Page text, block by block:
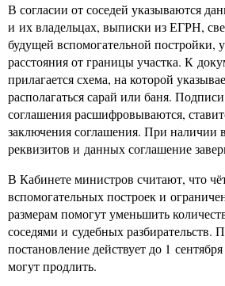
В согласии от соседей указываются
и их владельцах, выписки из ЕГРН,
будущей вспомогательной постройки,
расстояния от границы участка. К
прилагается схема, на которой
располагаться сарай или баня.
соглашения расшифровываются,
заключения соглашения. При наличии
реквизитов и данных соглашение
В Кабинете министров считают, что
вспомогательных построек и
размерам помогут уменьшить
соседями и судебных разбирательств.
постановление действует до 1
могут продлить.